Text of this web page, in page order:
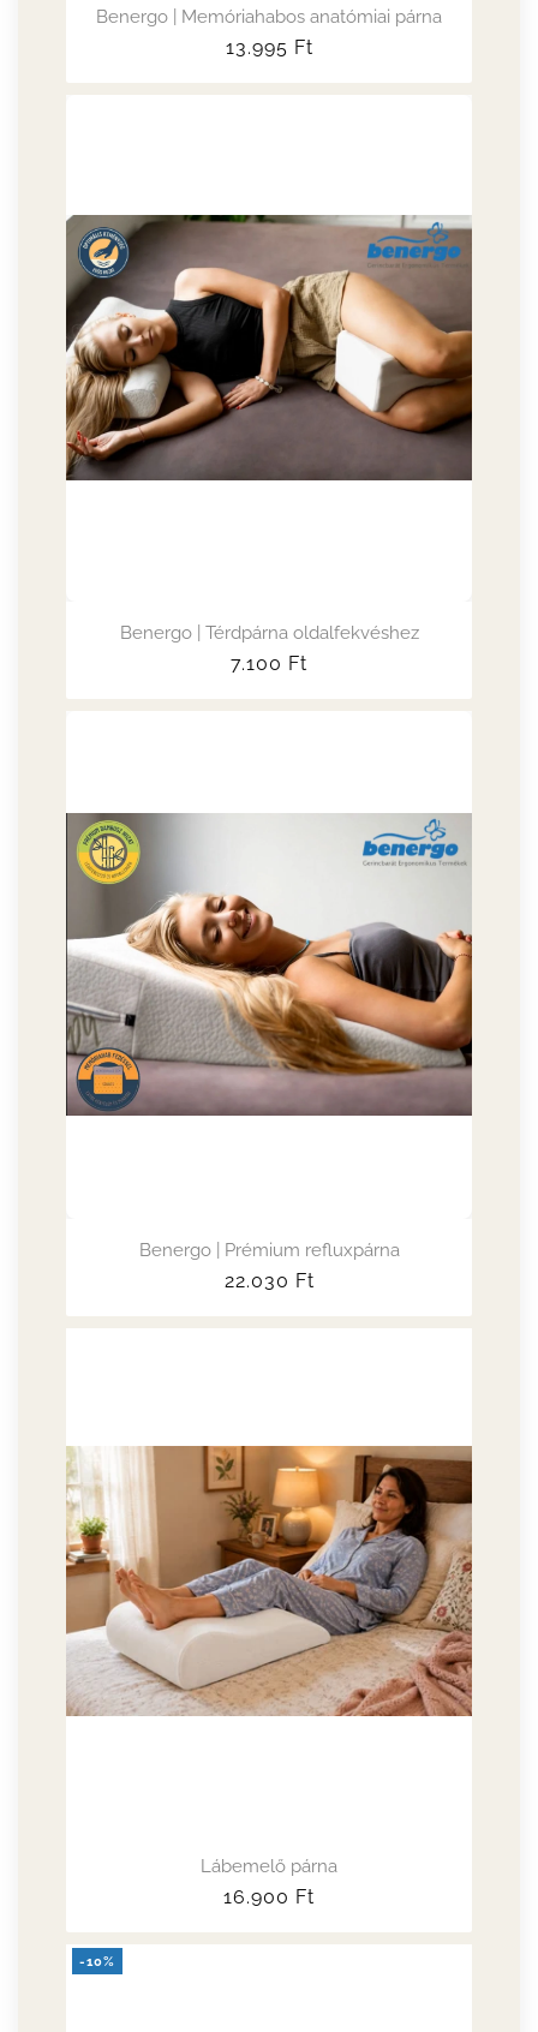
Benergo | Memóriahabos anatómiai párna
Normál
13.995 Ft
Benergo | Térdpárna oldalfekvéshez
Normál
7.100 Ft
Benergo | Prémium refluxpárna
Normál
22.030 Ft
Lábemelő párna
Normál
16.900 Ft
-10%